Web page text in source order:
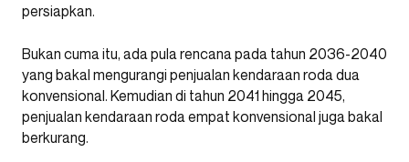
persiapkan.
Bukan cuma itu, ada pula rencana pada tahun 2036-2040
yang bakal mengurangi penjualan kendaraan roda dua
konvensional. Kemudian di tahun 2041 hingga 2045,
penjualan kendaraan roda empat konvensional juga bakal
berkurang.